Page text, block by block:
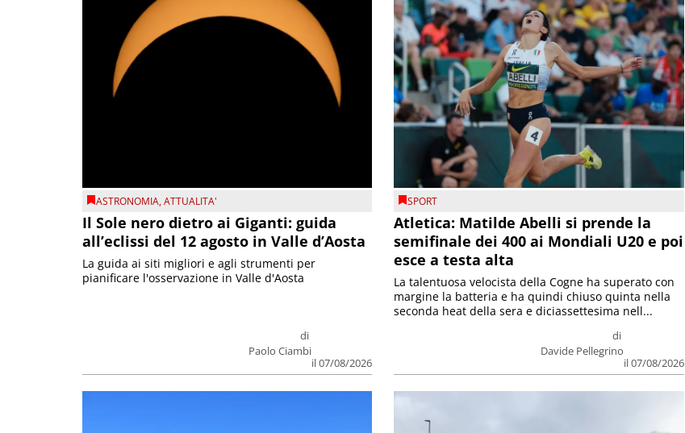
ASTRONOMIA,ATTUALITA'
Il Sole nero dietro ai Giganti: guida
all’eclissi del 12 agosto in Valle d’Aosta
di
Paolo Ciambi
il 07/08/2026
La guida ai siti migliori e agli strumenti per
pianificare l'osservazione in Valle d'Aosta
SPORT
Atletica: Matilde Abelli si prende la
semifinale dei 400 ai Mondiali U20 e poi
esce a testa alta
di
Davide Pellegrino
il 07/08/2026
La talentuosa velocista della Cogne ha superato con
margine la batteria e ha quindi chiuso quinta nella
seconda heat della sera e diciassettesima nell...